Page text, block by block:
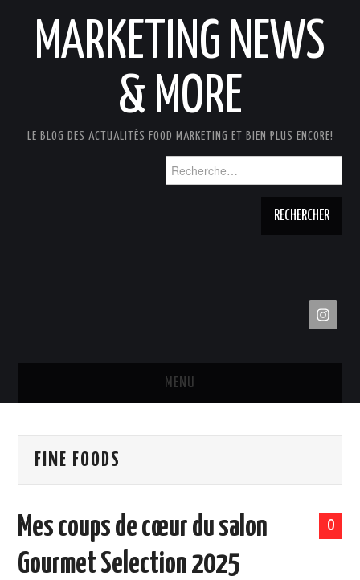
MARKETING NEWS
& MORE
LE BLOG DES ACTUALITÉS FOOD MARKETING ET BIEN PLUS ENCORE!
MENU
DISTRIBUTION
FINE FOODS
0
Mes coups de cœur du salon
Gourmet Selection 2025